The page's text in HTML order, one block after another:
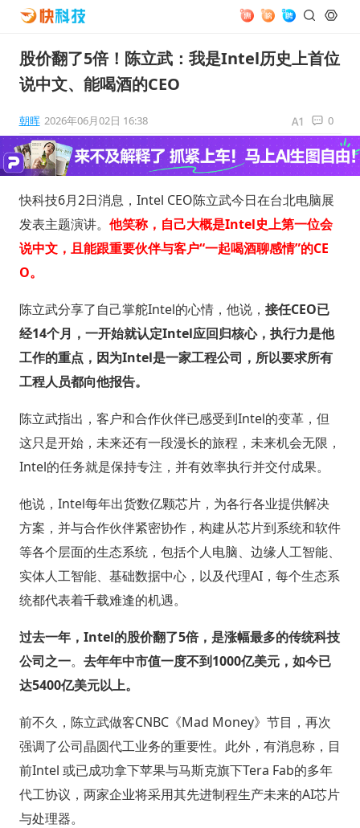
股价翻了5倍！陈立武：我是Intel历史上首位
说中文、能喝酒的CEO
朝晖 2026年06月02日 16:38 0
快科技6月2日消息，Intel CEO陈立武今日在台北电脑展
发表主题演讲。 他笑称，自己大概是Intel史上第一位会
说中文，且能跟重要伙伴与客户“一起喝酒聊感情”的CE
O。
陈立武分享了自己掌舵Intel的心情，他说， 接任CEO已
经14个月，一开始就认定Intel应回归核心，执行力是他
工作的重点，因为Intel是一家工程公司，所以要求所有
工程人员都向他报告。
陈立武指出，客户和合作伙伴已感受到Intel的变革，但
这只是开始，未来还有一段漫长的旅程，未来机会无限，
Intel的任务就是保持专注，并有效率执行并交付成果。
他说，Intel每年出货数亿颗芯片，为各行各业提供解决
方案，并与合作伙伴紧密协作，构建从芯片到系统和软件
等各个层面的生态系统，包括个人电脑、边缘人工智能、
实体人工智能、基础数据中心，以及代理AI，每个生态系
统都代表着千载难逢的机遇。
过去一年，Intel的股价翻了5倍，是涨幅最多的传统科技
公司之一。 去年年中市值一度不到1000亿美元，如今已
达5400亿美元以上。
前不久，陈立武做客CNBC《Mad Money》节目，再次
强调了公司晶圆代工业务的重要性。此外，有消息称，目
前Intel 或已成功拿下苹果与马斯克旗下Tera Fab的多年
代工协议，两家企业将采用其先进制程生产未来的AI芯片
与处理器。